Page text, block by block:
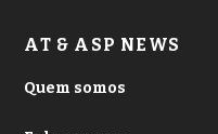
AT & ASP NEWS
Quem somos